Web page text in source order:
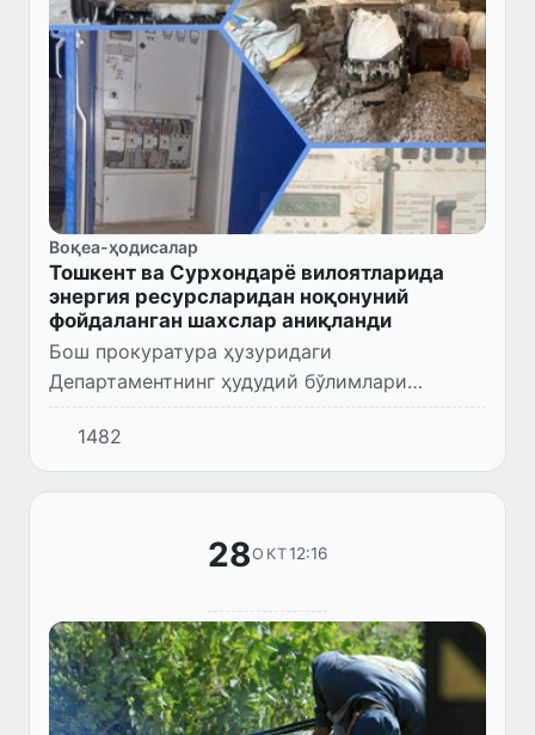
Воқеа-ҳодисалар
Тошкент ва Сурхондарё вилоятларида
энергия ресурсларидан ноқонуний
фойдаланган шахслар аниқланди
Бош прокуратура ҳузуридаги
Департаментнинг ҳудудий бўлимлари
томонидан энергия ресурсларидан
ноқонуний фойдаланиш ҳолатларини
аниқлашга қаратилган терговга қадар
1482
28ОКТ12:16